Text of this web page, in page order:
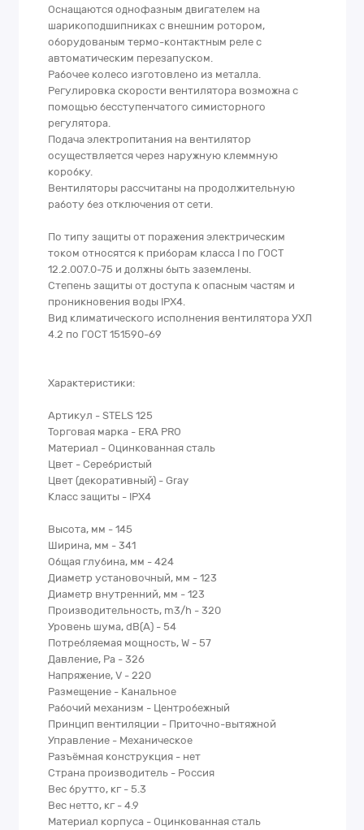
Оснащаются однофазным двигателем на
шарикоподшипниках с внешним ротором,
оборудованым термо-контактным реле с
автоматическим перезапуском.
Рабочее колесо изготовлено из металла.
Регулировка скорости вентилятора возможна с
помощью бесступенчатого симисторного
регулятора.
Подача электропитания на вентилятор
осуществляется через наружную клеммную
коробку.
Вентиляторы рассчитаны на продолжительную
работу без отключения от сети.
По типу защиты от поражения электрическим
током относятся к приборам класса I по ГОСТ
12.2.007.0-75 и должны быть заземлены.
Степень защиты от доступа к опасным частям и
проникновения воды IPX4.
Вид климатического исполнения вентилятора УХЛ
4.2 по ГОСТ 151590-69
Характеристики:
Артикул - STELS 125
Торговая марка - ERA PRO
Материал - Оцинкованная сталь
Цвет - Серебристый
Цвет (декоративный) - Gray
Класс защиты - IPX4
Высота, мм - 145
Ширина, мм - 341
Общая глубина, мм - 424
Диаметр установочный, мм - 123
Диаметр внутренний, мм - 123
Производительность, m3/h - 320
Уровень шума, dB(A) - 54
Потребляемая мощность, W - 57
Давление, Pa - 326
Напряжение, V - 220
Размещение - Канальное
Рабочий механизм - Центробежный
Принцип вентиляции - Приточно-вытяжной
Управление - Механическое
Разъёмная конструкция - нет
Страна производитель - Россия
Вес брутто, кг - 5.3
Вес нетто, кг - 4.9
Материал корпуса - Оцинкованная сталь